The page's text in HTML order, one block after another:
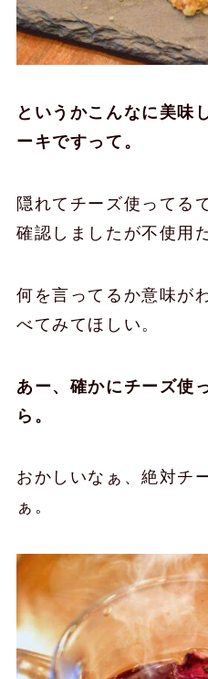
というかこんなに美味
ーキですって。
隠れてチーズ使ってる
確認しましたが不使用
何を言ってるか意味が
べてみてほしい。
あー、確かにチーズ使
ら。
おかしいなぁ、絶対チ
ぁ。